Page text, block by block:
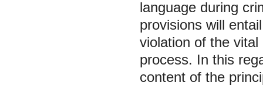
language during
provisions will
violation of the
process. In this
content of the